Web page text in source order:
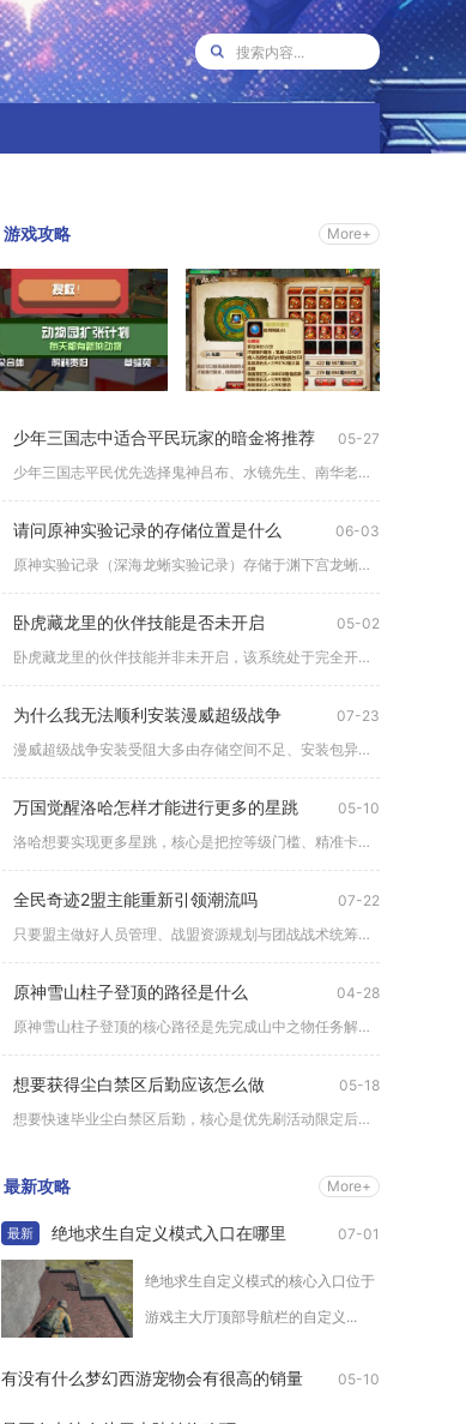
游戏攻略 More+
少年三国志中适合平民玩家的暗金将推荐
05-27
少年三国志平民优先选择鬼神吕布、水镜先生、南华老仙、暗金曹操...
请问原神实验记录的存储位置是什么
06-03
原神实验记录（深海龙蜥实验记录）存储于渊下宫龙蜥研究所冰元素...
卧虎藏龙里的伙伴技能是否未开启
05-02
卧虎藏龙里的伙伴技能并非未开启，该系统处于完全开放状态，且是...
为什么我无法顺利安装漫威超级战争
07-23
漫威超级战争安装受阻大多由存储空间不足、安装包异常、系统权限...
万国觉醒洛哈怎样才能进行更多的星跳
05-10
洛哈想要实现更多星跳，核心是把控等级门槛、精准卡取升星经验区...
全民奇迹2盟主能重新引领潮流吗
07-22
只要盟主做好人员管理、战盟资源规划与团战战术统筹，完全可以重...
原神雪山柱子登顶的路径是什么
04-28
原神雪山柱子登顶的核心路径是先完成山中之物任务解锁三块冰封碎...
想要获得尘白禁区后勤应该怎么做
05-18
想要快速毕业尘白禁区后勤，核心是优先刷活动限定后勤、合理分配...
最新攻略 More+
最新 绝地求生自定义模式入口在哪里 07-01
绝地求生自定义模式的核心入口位于
游戏主大厅顶部导航栏的自定义...
有没有什么梦幻西游宠物会有很高的销量 05-10